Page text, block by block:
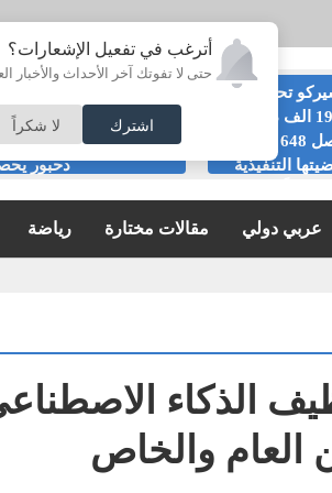
أترغب في تفعيل الإشعارات؟
حتى لا تفوتك آخر الأحداث والأخبار
اشترك لا شكراً
تحصل على
191 الف دينار من
التنفيذية
لشركة
الإسلامية
دحبور
عربي دولي مقالات مختارة رياضة
الذكاء
العام والخاص